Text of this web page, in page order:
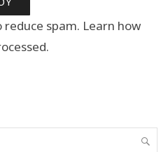
reduce spam. Learn how